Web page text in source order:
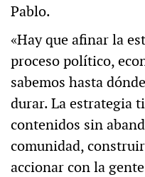
Pablo.
«Hay que afinar la
proceso político,
sabemos hasta
durar. La estrategia
contenidos sin
comunidad,
accionar con la